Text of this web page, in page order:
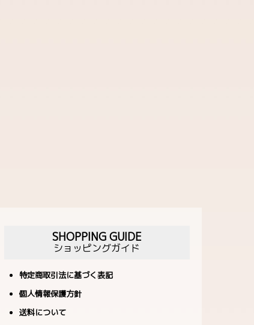
SHOPPING GUIDE
ショッピングガイド
特定商取引法に基づく表記
個人情報保護方針
送料について